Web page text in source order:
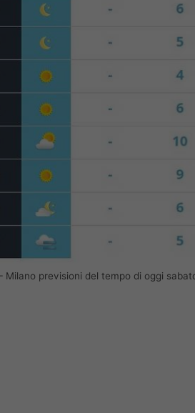
Milano previsioni del tempo di oggi